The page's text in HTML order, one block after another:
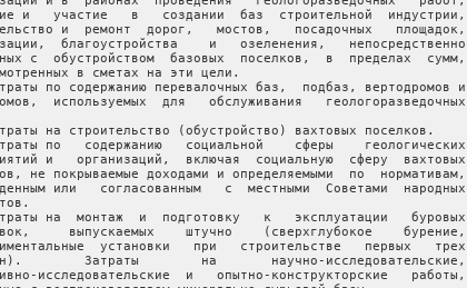
и   участие   в   создании  баз  строительной  индустрии,
и  ремонт  дорог,   мостов,   посадочных   площадок,
благоустройства    и   озеленения,   непосредственно
с  обустройством  базовых  поселков,  в  пределах  сумм,
в сметах на эти цели.
по содержанию перевалочных баз,  подбаз, вертодромов и
используемых  для   обслуживания   геологоразведочных
на строительство (обустройство) вахтовых поселков.
по   содержанию   социальной    сферы    геологических
и   организаций,  включая  социальную  сферу  вахтовых
не покрываемые доходами и определяемыми  по  нормативам,
или   согласованным   с  местными  Советами  народных
на  монтаж  и  подготовку   к   эксплуатации   буровых
выпускаемых    штучно    (сверхглубокое    бурение,
установки   при   строительстве   первых   трех
Затраты        на       научно-исследовательские,
исследовательские  и   опытно-конструкторские   работы,